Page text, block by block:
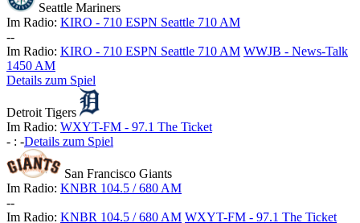
Seattle Mariners
Im Radio: KIRO - 710 ESPN Seattle 710 AM
--
Im Radio: KIRO - 710 ESPN Seattle 710 AM WWJB - News-Talk
1450 AM
Details zum Spiel
Detroit Tigers
Im Radio: WXYT-FM - 97.1 The Ticket
- : -Details zum Spiel
San Francisco Giants
Im Radio: KNBR 104.5 / 680 AM
--
Im Radio: KNBR 104.5 / 680 AM WXYT-FM - 97.1 The Ticket